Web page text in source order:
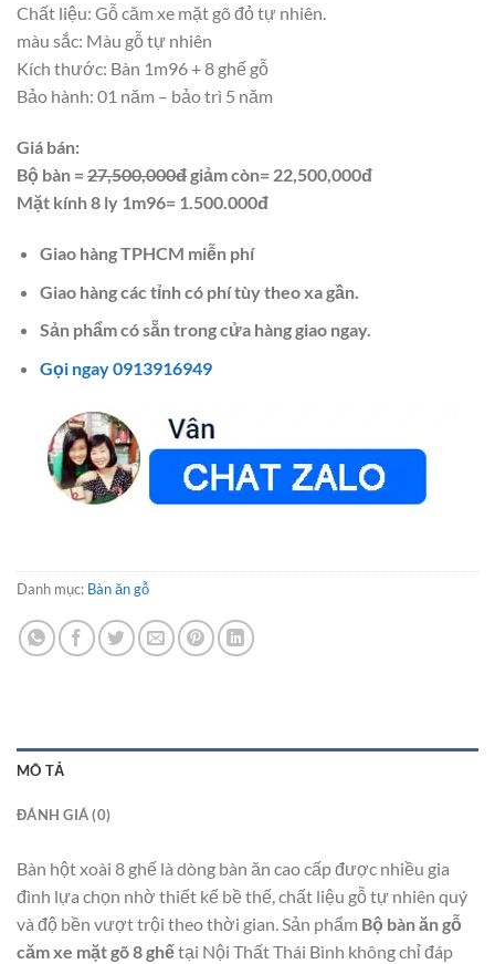
Chất liệu: Gỗ căm xe mặt gõ đỏ tự nhiên.
màu sắc: Màu gỗ tự nhiên
Kích thước: Bàn 1m96 + 8 ghế gỗ
Bảo hành: 01 năm – bảo trì 5 năm
Giá bán:
Bộ bàn =27,500,000đgiảm còn= 22,500,000đ
Mặt kính 8 ly 1m96= 1.500.000đ
Giao hàng TPHCM miễn phí
Giao hàng các tỉnh có phí tùy theo xa gần.
Sản phẩm có sẵn trong cửa hàng giao ngay.
Gọi ngay 0913916949
Danh mục: Bàn ăn gỗ
MÔ TẢ
ĐÁNH GIÁ (0)
Bàn hột xoài 8 ghế là dòng bàn ăn cao cấp được nhiều gia
đình lựa chọn nhờ thiết kế bề thế, chất liệu gỗ tự nhiên quý
và độ bền vượt trội theo thời gian. Sản phẩm Bộ bàn ăn gỗ
căm xe mặt gõ 8 ghếtại Nội Thất Thái Bình không chỉ đáp